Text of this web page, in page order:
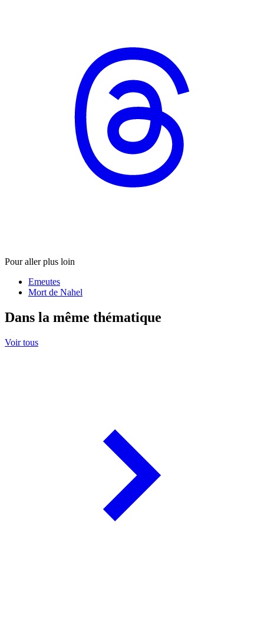
Pour aller plus loin
Emeutes
Mort de Nahel
Dans la même thématique
Voir tous